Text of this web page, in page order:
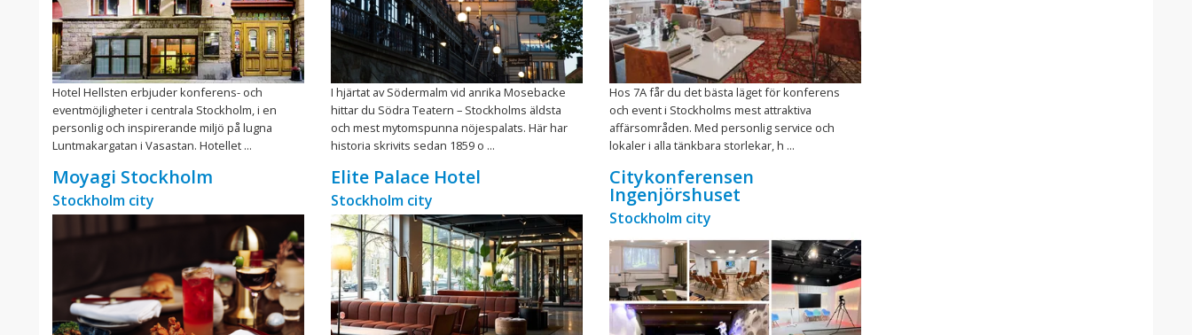
Hotel Hellsten erbjuder konferens- och
eventmöjligheter i centrala Stockholm, i en
personlig och inspirerande miljö på lugna
Luntmakargatan i Vasastan. Hotellet ...
Moyagi Stockholm
Stockholm city
I hjärtat av Södermalm vid anrika Mosebacke
hittar du Södra Teatern – Stockholms äldsta
och mest mytomspunna nöjespalats. Här har
historia skrivits sedan 1859 o ...
Elite Palace Hotel
Stockholm city
Hos 7A får du det bästa läget för konferens
och event i Stockholms mest attraktiva
affärsområden. Med personlig service och
lokaler i alla tänkbara storlekar, h ...
Citykonferensen
Ingenjörshuset
Stockholm city